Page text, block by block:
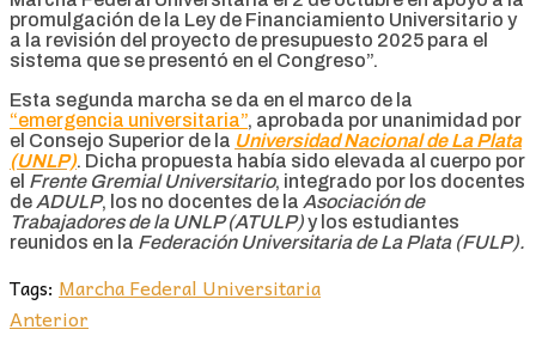
promulgación de la Ley de Financiamiento Universitario y
a la revisión del proyecto de presupuesto 2025 para el
sistema que se presentó en el Congreso”.
Esta segunda marcha se da en el marco de la
“emergencia universitaria”, aprobada por unanimidad por
el Consejo Superior de la Universidad Nacional de La Plata
(UNLP). Dicha propuesta había sido elevada al cuerpo por
el Frente Gremial Universitario, integrado por los docentes
de ADULP, los no docentes de la Asociación de
Trabajadores de la UNLP (ATULP)y los estudiantes
reunidos en la Federación Universitaria de La Plata (FULP).
Tags: Marcha Federal Universitaria
Anterior